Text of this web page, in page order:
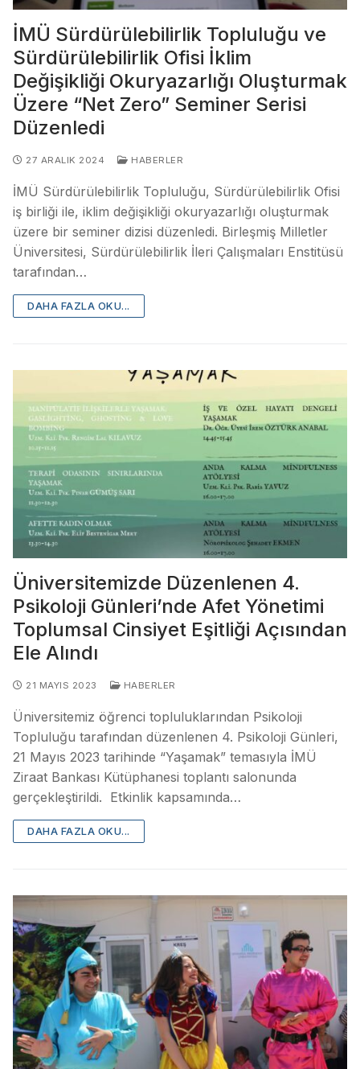
İMÜ Sürdürülebilirlik Topluluğu ve
Sürdürülebilirlik Ofisi İklim
Değişikliği Okuryazarlığı Oluşturmak
Üzere “Net Zero” Seminer Serisi
Düzenledi
27 ARALIK 2024 HABERLER
İMÜ Sürdürülebilirlik Topluluğu, Sürdürülebilirlik Ofisi
iş birliği ile, iklim değişikliği okuryazarlığı oluşturmak
üzere bir seminer dizisi düzenledi. Birleşmiş Milletler
Üniversitesi, Sürdürülebilirlik İleri Çalışmaları Enstitüsü
tarafından…
DAHA FAZLA OKU...
Üniversitemizde Düzenlenen 4.
Psikoloji Günleri’nde Afet Yönetimi
Toplumsal Cinsiyet Eşitliği Açısından
Ele Alındı
21 MAYIS 2023 HABERLER
Üniversitemiz öğrenci topluluklarından Psikoloji
Topluluğu tarafından düzenlenen 4. Psikoloji Günleri,
21 Mayıs 2023 tarihinde “Yaşamak” temasıyla İMÜ
Ziraat Bankası Kütüphanesi toplantı salonunda
gerçekleştirildi. Etkinlik kapsamında…
DAHA FAZLA OKU...